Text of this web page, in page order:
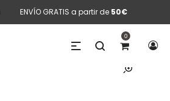
ENVÍO GRATIS a partir de 50€
0